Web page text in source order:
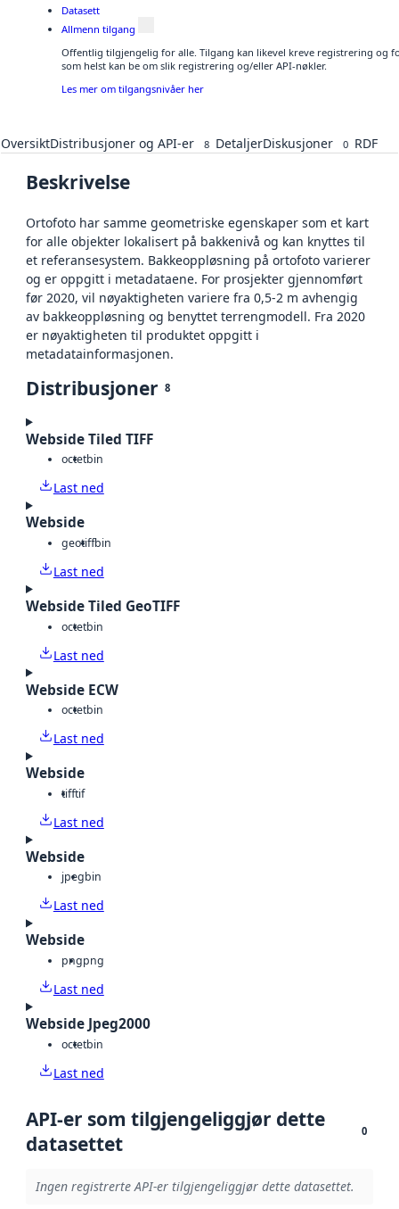
Datasett
Allmenn tilgang
Offentlig tilgjengelig for alle. Tilgang kan likevel kreve registrering og
som helst kan be om slik registrering og/eller API-nøkler.
Les mer om tilgangsnivåer her
OversiktDistribusjoner og API-er 8 DetaljerDiskusjoner 0 RDF
Beskrivelse
Ortofoto har samme geometriske egenskaper som et kart
for alle objekter lokalisert på bakkenivå og kan knyttes til
et referansesystem. Bakkeoppløsning på ortofoto varierer
og er oppgitt i metadataene. For prosjekter gjennomført
før 2020, vil nøyaktigheten variere fra 0,5-2 m avhengig
av bakkeoppløsning og benyttet terrengmodell. Fra 2020
er nøyaktigheten til produktet oppgitt i
metadatainformasjonen.
Distribusjoner 8
Webside Tiled TIFF
octetbin
Last ned
Webside
geotiffbin
Last ned
Webside Tiled GeoTIFF
octetbin
Last ned
Webside ECW
octetbin
Last ned
Webside
tifftif
Last ned
Webside
jpegbin
Last ned
Webside
pngpng
Last ned
Webside Jpeg2000
octetbin
Last ned
API-er som tilgjengeliggjør dette
datasettet
0
Ingen registrerte API-er tilgjengeliggjør dette datasettet.